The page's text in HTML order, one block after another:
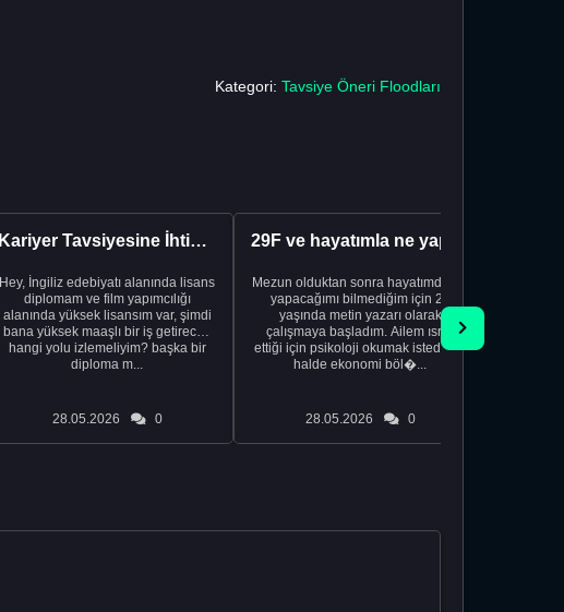
Kategori: Tavsiye Öneri Floodları
Kariyer Tavsiyesine İhtiyacınız Var
Hey, İngiliz edebiyatı alanında lisans
diplomam ve film yapımcılığı
alanında yüksek lisansım var, şimdi
bana yüksek maaşlı bir iş getirecek
hangi yolu izlemeliyim? başka bir
diploma m...
28.05.2026 0
Mezun olduktan sonra hayatımda ne
yapacağımı bilmediğim için 20
yaşında metin yazarı olarak
çalışmaya başladım. Ailem ısrar
ettiği için psikoloji okumak istediğim
halde ekonomi böl�...
28.05.2026 0